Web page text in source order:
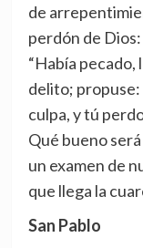
de
perdón de Dios:
“Había
delito; propuse:
culpa, y tú
Qué bueno
un examen de
que llega la
San Pablo